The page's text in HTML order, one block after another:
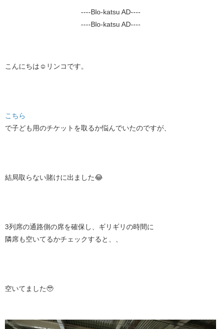
----Blo-katsu AD----
----Blo-katsu AD----
こんにちは☺️リンコです。
こちら
で子ども用のチケットを取るか悩んでいたのですが、
結局取らない賭けに出ました😂
3列席の通路側の席を確保し、ギリギリの時間に
隣席も空いてるかチェックすると、、
空いてました🥹